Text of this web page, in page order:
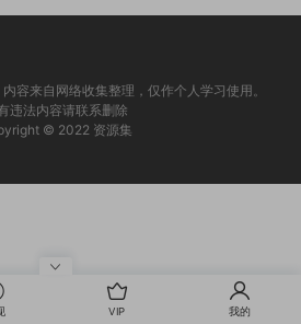
容来自网络收集整理，仅作个人学习使用。
违法内容请联系删除
© 2022 资源集
VIP 我的